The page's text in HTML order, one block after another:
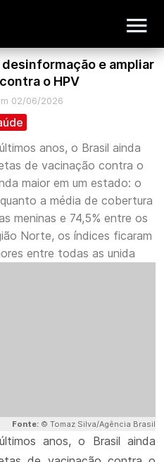
e ampliar
o HPV
02/06/2026
anos, o Brasil ainda
de vacinação contra o
maior em um estado: o
a média de cobertura
meninas e 74,5% entre os
Norte, os índices ficaram
entre todas as unida
Fonte: © Tomaz Silva/Agência Brasil
anos, o Brasil ainda